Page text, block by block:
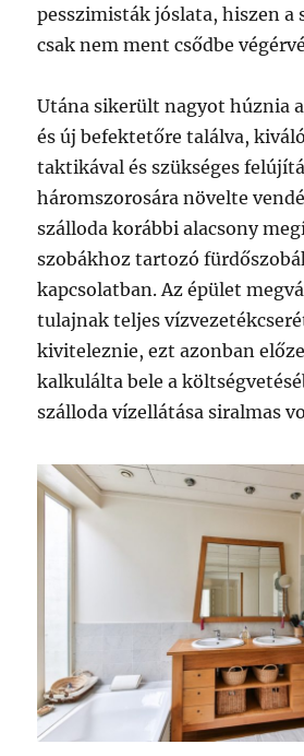
pesszimisták jóslata, hiszen a
csak nem ment csődbe
Utána sikerült nagyot húznia
és új befektetőre találva,
taktikával és szükséges
háromszorosára növelte
szálloda korábbi alacsony
szobákhoz tartozó
kapcsolatban. Az épület
tulajnak teljes
kiviteleznie, ezt azonban
kalkulálta bele a
szálloda vízellátása siralmas